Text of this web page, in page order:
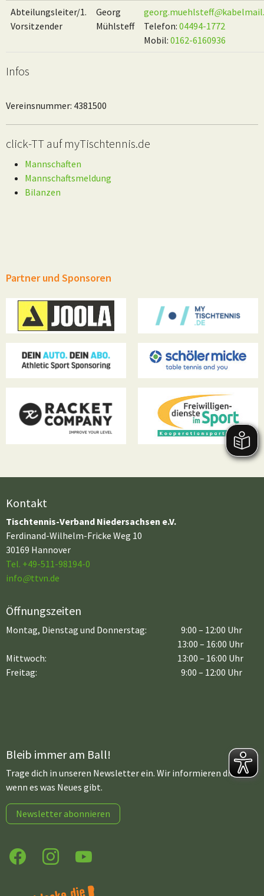
Abteilungsleiter/1.
Vorsitzender
Georg
Mühlsteff
georg.muehlsteff@
Telefon: 04494-1772
Mobil: 0162-6160936
Infos
Vereinsnummer: 4381500
click-TT auf myTischtennis.de
Mannschaften
Mannschaftsmeldung
Bilanzen
Partner und Sponsoren
Kontakt
Tischtennis-Verband Niedersachsen e.V.
Ferdinand-Wilhelm-Fricke Weg 10
30169 Hannover
Tel. +49-511-98194-0
info@ttvn.de
Öffnungszeiten
Montag, Dienstag und Donnerstag:
9:00 – 12:00 Uhr
13:00 – 16:00 Uhr
Mittwoch:
Freitag:
13:00 – 16:00 Uhr
9:00 – 12:00 Uhr
Bleib immer am Ball!
Trage dich in unseren Newsletter ein. Wir informieren dich,
wenn es was Neues gibt.
Newsletter abonnieren